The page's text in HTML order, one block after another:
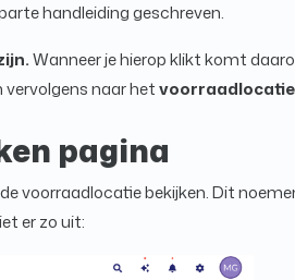
handleiding geschreven.
Wanneer je hierop klikt komt
vervolgens naar het
pagina
voorraadlocatie bekijken. Dit
er zo uit: